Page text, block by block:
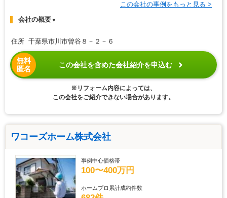
この会社の事例をもっと見る >
会社の概要▼
住所 千葉県市川市曽谷８－２－６
無料
匿名
この会社を含めた会社紹介を申込む
※リフォーム内容によっては、
この会社をご紹介できない場合があります。
ワコーズホーム株式会社
事例中心価格帯
100〜400万円
ホームプロ累計成約件数